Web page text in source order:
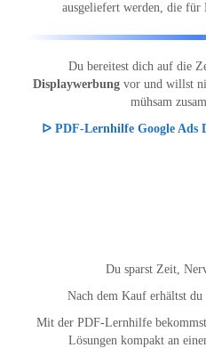
ausgeliefert werden, die für
Du bereitest dich auf die
Displaywerbung vor und willst
mühsam
ᐅ PDF-Lernhilfe Google Ads
Du sparst Zeit,
Nach dem Kauf erhältst
Mit der PDF-Lernhilfe
Lösungen kompakt an